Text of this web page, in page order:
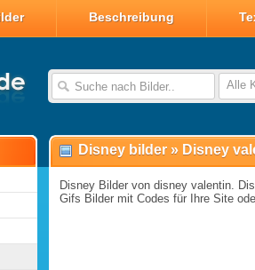
Beschreibung
Alle
Disney bilder » Disney
Disney Bilder von disney valentin.
Gifs Bilder mit Codes für Ihre Site